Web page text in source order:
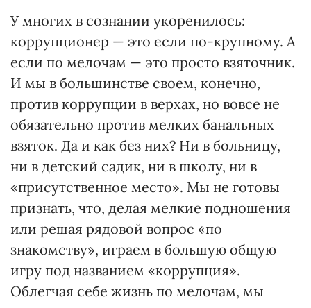
У многих в сознании укоренилось:
коррупционер — это если по-крупному. А
если по мелочам — это просто взяточник.
И мы в большинстве своем, конечно,
против коррупции в верхах, но вовсе не
обязательно против мелких банальных
взяток. Да и как без них? Ни в больницу,
ни в детский садик, ни в школу, ни в
«присутственное место». Мы не готовы
признать, что, делая мелкие подношения
или решая рядовой вопрос «по
знакомству», играем в большую общую
игру под названием «коррупция».
Облегчая себе жизнь по мелочам, мы